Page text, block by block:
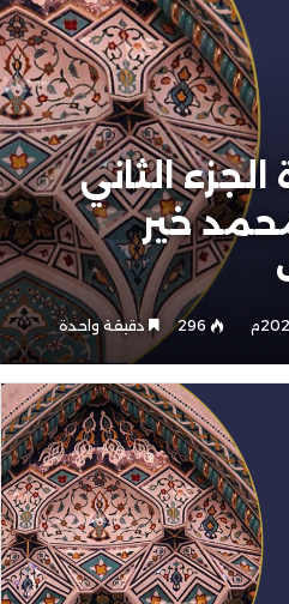
الجزء الثاني
محمد خير
296 دقيقة واحدة